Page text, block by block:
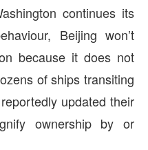
continues its
Beijing won’t
because it does not
of ships transiting
updated their
ownership by or